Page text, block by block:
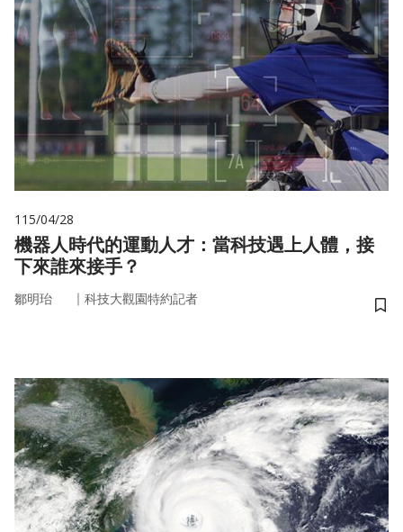
115/04/28
機器人時代的運動人才：當科技遇上人體，接
下來誰來接手？
鄒明珆 ｜ 科技大觀園特約記者
儲